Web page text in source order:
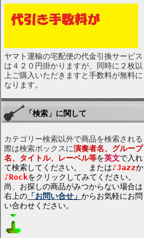
ヤマト運輸の宅配便の代金引換サービス
は４２０円掛かりますが、同時に２枚以
上ご購入いただきますと手数料が無料に
なります。
「検索」に関して
カテゴリー検索以外で商品を検索される
際は検索ボックスに演奏者名、グループ
名、タイトル、レーベル等を英文で入れ
て検索してください。 または♪Jazzか
♪Rockをクリックしてみてください。
尚、お探しの商品がみつからない場合は
右上の 「お問い合せ」 からお気軽にお問
い合わせください。